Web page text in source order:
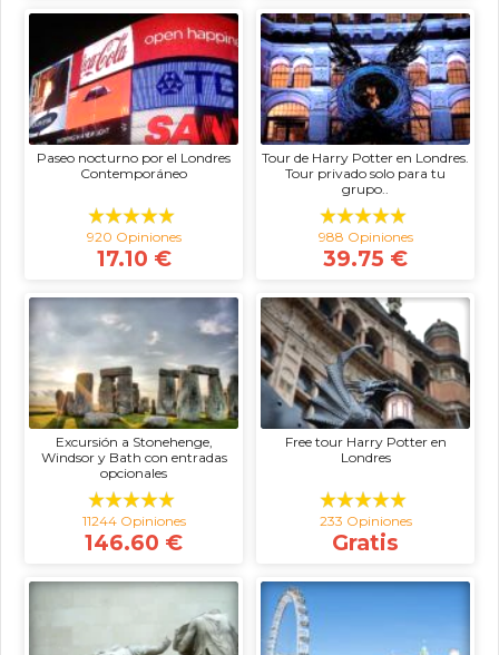
Paseo nocturno por el Londres
Contemporáneo
920 Opiniones
17.10 €
Tour de Harry Potter en Londres.
Tour privado solo para tu
grupo..
988 Opiniones
39.75 €
Excursión a Stonehenge,
Windsor y Bath con entradas
opcionales
11244 Opiniones
146.60 €
Free tour Harry Potter en
Londres
233 Opiniones
Gratis